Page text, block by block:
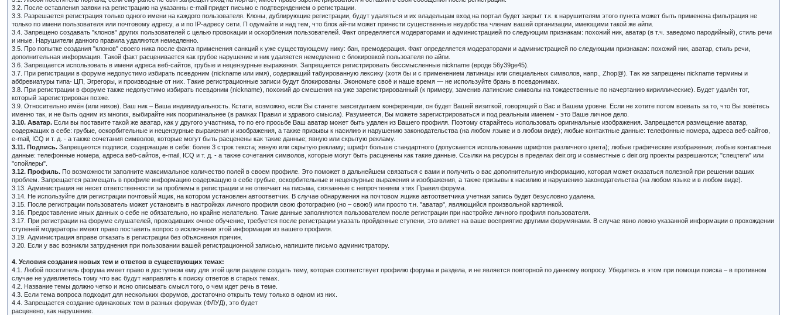
3.2. После оставления заявки на регистрацию на указанны e-mail придет письмо с подтверждением о регистрации.
3.3. Разрешается регистрация только одного имени на каждого пользователя. Клоны, дублирующие регистрации, будут удаляться и их владельцам вход на портал будет закрыт т.к. к нарушителям этого пункта может быть применена фильтрация не
только по имени пользователя или почтовому адресу, а и по IP-адресу сети. П одумайте и над тем, что блок ай-пи может принести существенные неудобства членам вашей организации, имеющими такой же айпи.
3.4. Запрещено создавать "клонов" других пользователей с целью провокации и оскорбления пользователей. Факт определяется модераторами и администрацией по следующим признакам: похожий ник, аватар (в т.ч. заведомо пародийный), стиль речи
и иные. Нарушители данного правила удаляются немедленно.
3.5. Про попытке создания "клонов" своего ника после факта применения санкций к уже существующему нику: бан, премодерация. Факт определяется модераторами и администрацией по следующим признакам: похожий ник, аватар, стиль речи,
дополнительная информация. Такой факт расценивается как грубое нарушение и ник удаляется немедленно с блокировкой пользоателя по айпи.
3.6. Запрещается использовать в имени адреса веб-сайтов, грубые и нецензурные выражения. Запрещается регистрировать бессмысленные nickname (вроде 56y39ge45).
3.7. При регистрации в форуме недопустимо избирать псевдоним (nickname или имя), содержащий табуированную лексику (хотя бы и с применением латиницы или специальных символов, напр., Zhop@). Так же запрещены nickname термины и
аббревиатуры типа- ЦП, Эгрегоры, и производные от них. Такие регистрационные записи будут блокированы. Экономьте своё и наше время — не используйте брань в псевдонимах.
3.8. При регистрации в форуме также недопустимо избирать псевдоним (nickname), похожий до смешения на уже зарегистрированный (к примеру, заменив латинские символы на тождественные по начертанию кириллические). Будет удалён тот,
который зарегистрирован позже.
3.9. Относительно имён (или ников). Ваш ник – Ваша индивидуальность. Кстати, возможно, если Вы станете завсегдатаем конференции, он будет Вашей визиткой, говорящей о Вас и Вашем уровне. Если не хотите потом воевать за то, что Вы зовётесь
именно так, и не быть одним из многих, выбирайте ник пооригинальнее (в рамках Правил и здравого смысла). Разумеется, Вы можете зарегистрироваться и под реальным именем - это Ваше личное дело.
3.10. Аватар. Если вы поставите такой же аватар, как у другого участника, то по его просьбе Ваш аватар может быть удален из Вашего профиля. Поэтому старайтесь использовать оригинальные изображения. Запрещается размещение аватар,
содержащих в себе: грубые, оскорбительные и нецензурные выражения и изображения, а также призывы к насилию и нарушению законодательства (на любом языке и в любом виде); любые контактные данные: телефонные номера, адреса веб-сайтов,
e-mail, ICQ и т. д. - а также сочетания символов, которые могут быть расценены как такие данные; явную или скрытую рекламу.
3.11. Подпись. Запрещаются подписи, содержащие в себе: более 3 строк текста; явную или скрытую рекламу; шрифт больше стандартного (допускается использование шрифтов различного цвета); любые графические изображения; любые контактные
данные: телефонные номера, адреса веб-сайтов, e-mail, ICQ и т. д. - а также сочетания символов, которые могут быть расценены как такие данные. Ссылки на ресурсы в пределах deir.org и совместные с deir.org проекты разрешаются; "спецтеги" или
"спойлеры".
3.12. Профиль. По возможности заполните максимальное количество полей в своем профиле. Это поможет в дальнейшем связаться с вами и получить о вас дополнительную информацию, которая может оказаться полезной при решении ваших
проблем. Запрещается размещать в профиле информацию содержащую в себе грубые, оскорбительные и нецензурные выражения и изображения, а также призывы к насилию и нарушению законодательства (на любом языке и в любом виде).
3.13. Администрация не несет ответственности за проблемы в регистрации и не отвечает на письма, связанные с непрочтением этих Правил форума.
3.14. Не используйте для регистрации почтовый ящик, на котором установлен автоответчик. В случае обнаружения на почтовом ящике автоответчика учетная запись будет безусловно удалена.
3.15. После регистрации пользователь может установить в настройках личного профиля свою фотографию (но – свою!) или просто т.н. "аватар", являющийся произвольной картинкой.
3.16. Предоставление иных данных о себе не обязательно, но крайне желательно. Такие данные заполняются пользователем после регистрации при настройке личного профиля пользователя.
3.17. При регистрации на форуме слушателей, проходивших очное обучение, требуется после регистрации указать пройденные ступени, это влияет на ваше восприятие другими форумянами. В случае явно ложно указанной информации о прохождении
ступеней модераторы имеют право поставить вопрос о исключении этой информации из вашего профиля.
3.19. Администрация вправе отказать в регистрации без объяснения причин.
3.20. Если у вас возникли затруднения при пользовании вашей регистрационной записью, напишите письмо администратору.
4. Условия создания новых тем и ответов в существующих темах:
4.1. Любой посетитель форума имеет право в доступном ему для этой цели разделе создать тему, которая соответствует профилю форума и раздела, и не является повторной по данному вопросу. Убедитесь в этом при помощи поиска – в противном
случае не удивляетесь тому что вас будут направлять к поиску ответов в старых темах.
4.2. Название темы должно четко и ясно описывать смысл того, о чем идет речь в теме.
4.3. Если тема вопроса подходит для нескольких форумов, достаточно открыть тему только в одном из них.
4.4. Запрещается создание одинаковых тем в разных форумах (ФЛУД), это будет
расценено, как нарушение.